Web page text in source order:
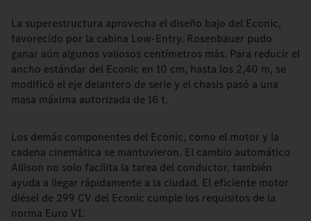
La superestructura aprovecha el diseño bajo del Econic,
favorecido por la cabina Low-Entry. Rosenbauer pudo
ganar aún algunos valiosos centímetros más. Para reducir el
ancho estándar del Econic en 10 cm, hasta los 2,40 m, se
modificó el eje delantero de serie y el chasis pasó a una
masa máxima autorizada de 16 t.
Los demás componentes del Econic, como el motor y la
cadena cinemática se mantuvieron. El cambio automático
Allison no solo facilita la tarea del conductor, también
ayuda a llegar rápidamente a la ciudad. El eficiente motor
diésel de 299 CV del Econic cumple los requisitos de la
norma Euro VI.